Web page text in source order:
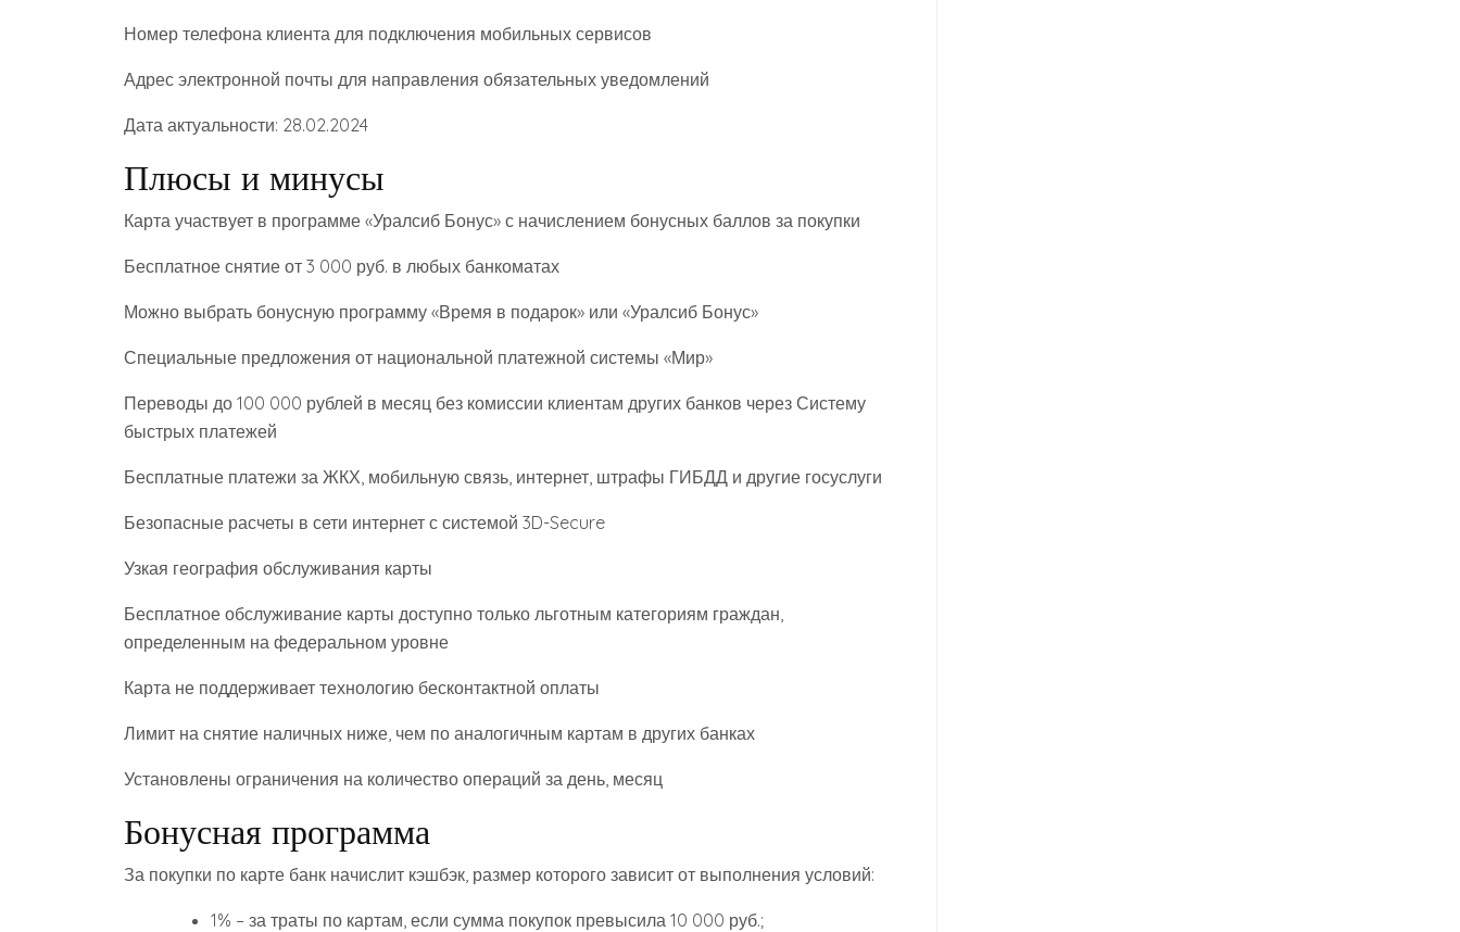
Номер телефона клиента для подключения мобильных сервисов
Адрес электронной почты для направления обязательных уведомлений
Дата актуальности: 28.02.2024
Плюсы и минусы
Карта участвует в программе «Уралсиб Бонус» с начислением бонусных баллов за покупки
Бесплатное снятие от 3 000 руб. в любых банкоматах
Можно выбрать бонусную программу «Время в подарок» или «Уралсиб Бонус»
Специальные предложения от национальной платежной системы «Мир»
Переводы до 100 000 рублей в месяц без комиссии клиентам других банков через Систему
быстрых платежей
Бесплатные платежи за ЖКХ, мобильную связь, интернет, штрафы ГИБДД и другие госуслуги
Безопасные расчеты в сети интернет с системой 3D-Secure
Узкая география обслуживания карты
Бесплатное обслуживание карты доступно только льготным категориям граждан,
определенным на федеральном уровне
Карта не поддерживает технологию бесконтактной оплаты
Лимит на снятие наличных ниже, чем по аналогичным картам в других банках
Установлены ограничения на количество операций за день, месяц
Бонусная программа
За покупки по карте банк начислит кэшбэк, размер которого зависит от выполнения условий:
1% – за траты по картам, если сумма покупок превысила 10 000 руб.;